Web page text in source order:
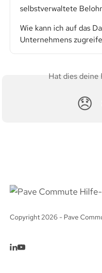
selbstverwaltete
Wie kann ich auf das
Unternehmens
Hat dies deine
😞
Copyright 2026 - Pave